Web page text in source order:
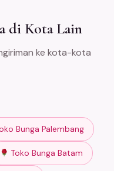
di Kota Lain
ke kota-kota
Bunga Palembang
Toko Bunga Batam